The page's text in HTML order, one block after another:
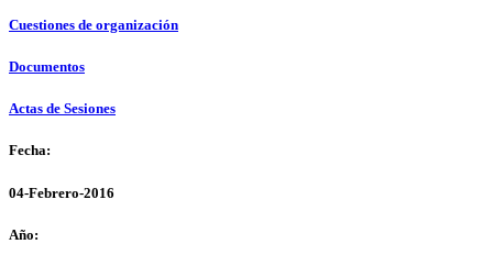
Cuestiones de organización
Documentos
Actas de Sesiones
Fecha:
04-Febrero-2016
Año: